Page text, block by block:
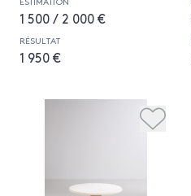
1 500 / 2 000 €
RÉSULTAT
1 950 €